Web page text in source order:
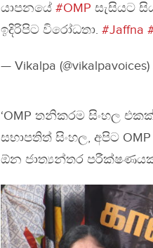
යාපනයේ #OMP සැසියට
ඉදිරිපිට විරෝධතා. #Jaffna
— Vikalpa (@vikalpavoices)
‘OMP තනිකරම සිංහල
සභාපතිත් සිංහල, අපිට
ඕන ජාත්‍යන්තර